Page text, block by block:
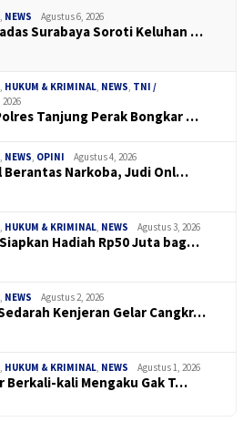
, NEWS Agustus 6, 2026
Surabaya Soroti Keluhan …
, HUKUM & KRIMINAL, NEWS, TNI /
Tanjung Perak Bongkar …
, NEWS, OPINI Agustus 4, 2026
Narkoba, Judi Onl…
, HUKUM & KRIMINAL, NEWS Agustus 3, 2026
Hadiah Rp50 Juta bag…
, NEWS Agustus 2, 2026
Sedarah Kenjeran Gelar Cangkr…
, HUKUM & KRIMINAL, NEWS Agustus 1, 2026
Berkali-kali Mengaku Gak T…